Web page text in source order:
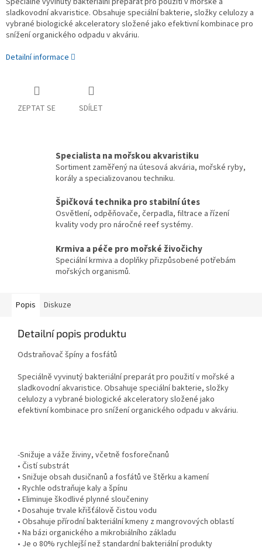
sladkovodní akvaristice. Obsahuje speciálníbakterie, složky celulozy a
vybrané biologické akceleratorysložené jako efektivníkombinace pro
sníženíorganického odpadu v akváriu.
Detailní informace
ZEPTAT SE SDÍLET
Specialista na mořskou akvaristiku
Sortiment zaměřený na útesová akvária, mořské ryby,
korály a specializovanou techniku.
Špičková technika pro stabilní útes
Osvětlení, odpěňovače, čerpadla, filtrace a řízení
kvality vody pro náročné reef systémy.
Krmiva a péče pro mořské živočichy
Speciální krmiva a doplňky přizpůsobené potřebám
mořských organismů.
Popis Diskuze
Detailní popis produktu
Odstraňovač špíny a fosfátů
Speciálně vyvinutýbakteriální preparátpro použití vmořské a
sladkovodní akvaristice. Obsahuje speciálníbakterie, složky
celulozy a vybrané biologické akceleratorysložené jako
efektivníkombinace pro sníženíorganického odpadu v akváriu.
-Snižuje a váže živiny, včetně fosforečnanů
• Čistísubstrát
• Snižuje obsah dusičnanů a fosfátů ve štěrku a kamení
• Rychle odstraňuje kaly a špínu
• Eliminuje škodlivé plynné sloučeniny
• Dosahuje trvale křišťálově čistou vodu
• Obsahuje přírodníbakteriální kmeny z mangrovových oblastí
• Na bázi organického a mikrobiálního základu
• Je o 80% rychlejší než standardníbakteriálníprodukty